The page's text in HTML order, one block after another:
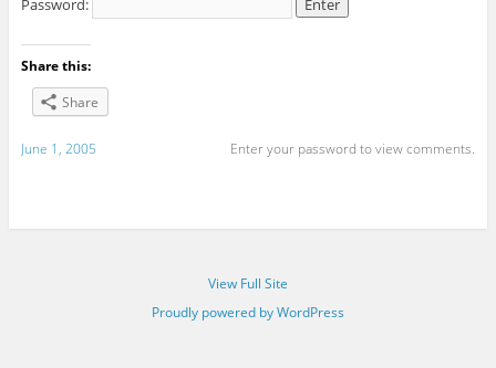
Password:
Share this:
Share
June 1, 2005 Enter your password to view comments.
View Full Site
Proudly powered by WordPress